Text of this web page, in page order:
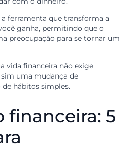
muitas vezes traz a ideia de
No entanto, no dia a dia
que a verdadeira
e de um aprendizado
com o dinheiro.
é a ferramenta que transforma
você ganha, permitindo que o
uma preocupação para se
vida financeira não exige
sim uma mudança de
de hábitos simples.